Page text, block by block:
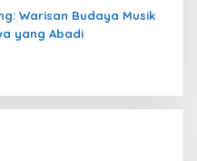
Warisan Budaya Musik
yang Abadi